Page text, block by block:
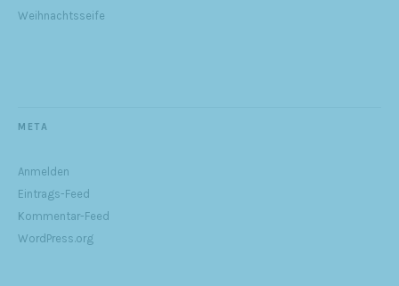
Weihnachtsseife
META
Anmelden
Eintrags-Feed
Kommentar-Feed
WordPress.org